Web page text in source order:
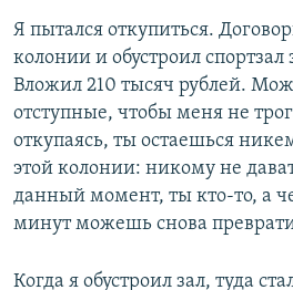
Я пытался откупиться.
колонии и обустроил спортзал
Вложил 210 тысяч рублей.
отступные, чтобы меня не
откупаясь, ты остаешься
этой колонии: никому не
данный момент, ты кто-то, а
минут можешь снова
Когда я обустроил зал, туда